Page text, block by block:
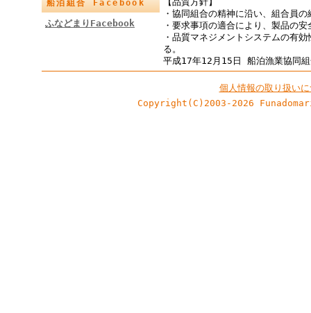
船泊組合 Facebook
ふなどまりFacebook
・協同組合の精神に沿い、組合員
・要求事項の適合により、製品の
・品質マネジメントシステムの有
る。
平成17年12月15日 船泊漁業協同
個人情報の取り扱い
Copyright(C)2003-2026